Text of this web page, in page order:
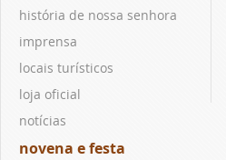
história de nossa senhora
imprensa
locais turísticos
loja oficial
notícias
novena e festa